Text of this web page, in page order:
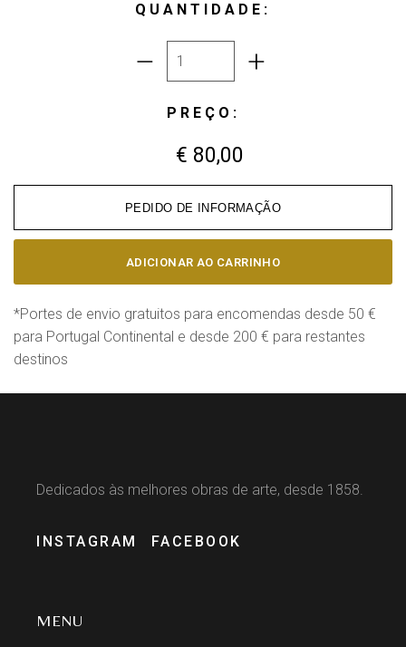
QUANTIDADE:
PREÇO:
€ 80,00
PEDIDO DE INFORMAÇÃO
ADICIONAR AO CARRINHO
*Portes de envio gratuitos para encomendas desde 50 €
para Portugal Continental e desde 200 € para restantes
destinos
Dedicados às melhores obras de arte, desde 1858.
INSTAGRAM FACEBOOK
MENU